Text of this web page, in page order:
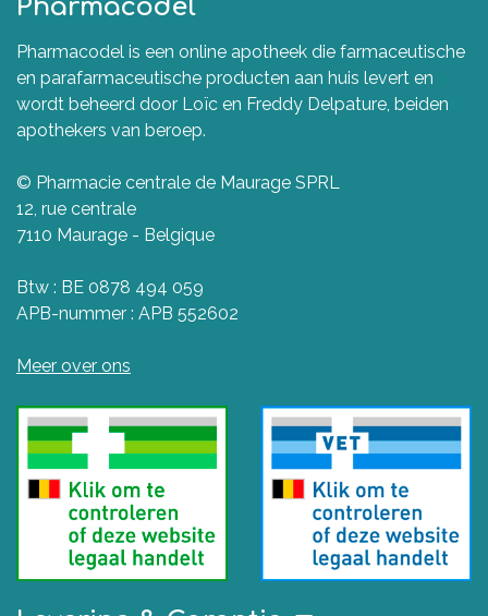
Pharmacodel
Pharmacodel is een online apotheek die farmaceutische
en parafarmaceutische producten aan huis levert en
wordt beheerd door Loïc en Freddy Delpature, beiden
apothekers van beroep.
© Pharmacie centrale de Maurage SPRL
12, rue centrale
7110 Maurage - Belgique
Btw : BE 0878 494 059
APB-nummer : APB 552602
Meer over ons